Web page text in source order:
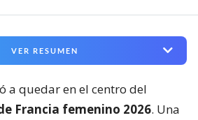
VER RESUMEN
a quedar en el centro del
Francia femenino 2026. Una